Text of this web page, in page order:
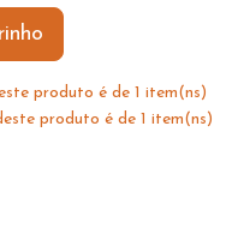
produto é de 1 item(ns)
produto é de 1 item(ns)